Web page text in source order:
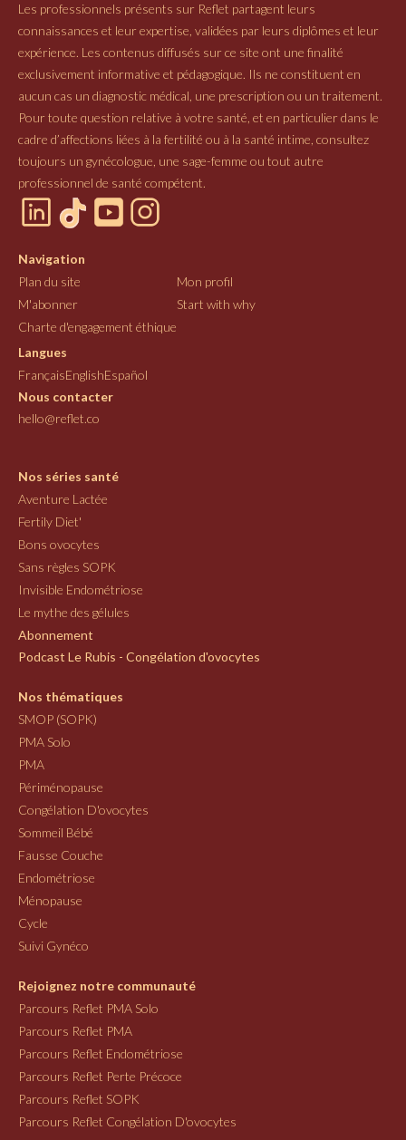
Les professionnels présents sur Reflet partagent leurs
connaissances et leur expertise, validées par leurs diplômes et leur
expérience. Les contenus diffusés sur ce site ont une finalité
exclusivement informative et pédagogique. Ils ne constituent en
aucun cas un diagnostic médical, une prescription ou un traitement.
Pour toute question relative à votre santé, et en particulier dans le
cadre d’affections liées à la fertilité ou à la santé intime, consultez
toujours un gynécologue, une sage-femme ou tout autre
professionnel de santé compétent.
Navigation
Plan du site
Mon profil
M'abonner
Start with why
Charte d'engagement éthique
Langues
FrançaisEnglishEspañol
Nous contacter
hello@reflet.co
Nos séries santé
Aventure Lactée
Fertily Diet'
Bons ovocytes
Sans règles SOPK
Invisible Endométriose
Le mythe des gélules
Abonnement
Podcast Le Rubis - Congélation d'ovocytes
Nos thématiques
SMOP (SOPK)
PMA Solo
PMA
Périménopause
Congélation D'ovocytes
Sommeil Bébé
Fausse Couche
Endométriose
Ménopause
Cycle
Suivi Gynéco
Rejoignez notre communauté
Parcours Reflet PMA Solo
Parcours Reflet PMA
Parcours Reflet Endométriose
Parcours Reflet Perte Précoce
Parcours Reflet SOPK
Parcours Reflet Congélation D'ovocytes